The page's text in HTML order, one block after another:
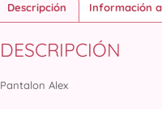
Descripción Información
DESCRIPCIÓN
Pantalon Alex